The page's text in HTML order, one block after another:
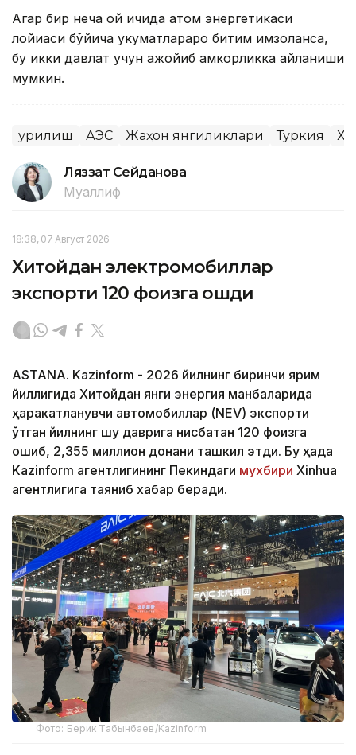
Агар бир неча ой ичида атом энергетикаси
лойиҳаси бўйича ҳукуматлараро битим имзоланса,
бу икки давлат учун ажойиб ҳамкорликка айланиши
мумкин.
Қурилиш АЭС Жаҳон янгиликлари Туркия
Ляззат Сейданова
Муаллиф
18:38, 07 Август 2026
Хитойдан электромобиллар
экспорти 120 фоизга ошди
ASTANA. Kazinform - 2026 йилнинг биринчи ярим
йиллигида Хитойдан янги энергия манбаларида
ҳаракатланувчи автомобиллар (NEV) экспорти
ўтган йилнинг шу даврига нисбатан 120 фоизга
ошиб, 2,355 миллион донани ташкил этди. Бу ҳақда
Kazinform агентлигининг Пекиндаги мухбири Xinhua
агентлигига таяниб хабар беради.
Фото: Берик Табынбаев/Kazinform